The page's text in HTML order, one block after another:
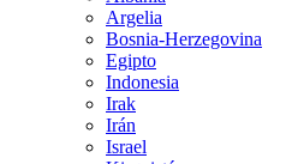
Argelia
Bosnia-Herzegovina
Egipto
Indonesia
Irak
Irán
Israel